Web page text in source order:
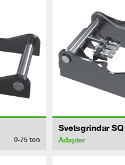
0-75 ton
Svetsgrindar SQ
Adapter